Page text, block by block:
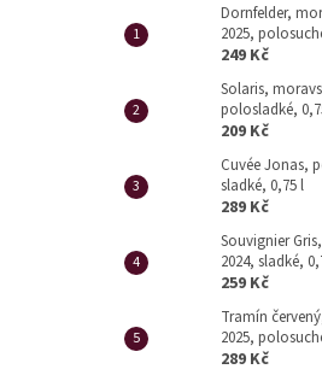
Dornfelder,
2025,
249 Kč
Solaris,
polosladké,
209 Kč
Cuvée Jonas,
sladké, 0,75 l
289 Kč
Souvignier
2024, sladké,
259 Kč
Tramín
2025,
289 Kč